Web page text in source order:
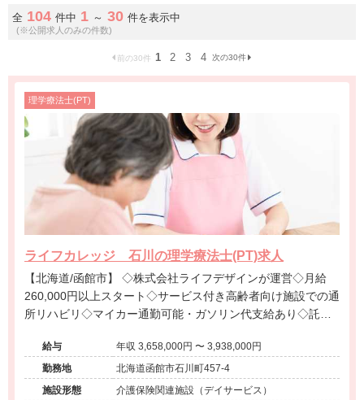
全 104 件中 1 ～ 30 件を表示中
(※公開求人のみの件数)
前の30件 1 2 3 4 次の30件
理学療法士(PT)
ライフカレッジ 石川の理学療法士(PT)求人
【北海道/函館市】 ◇株式会社ライフデザインが運営◇月給
260,000円以上スタート◇サービス付き高齢者向け施設での通
所リハビリ◇マイカー通勤可能・ガソリン代支給あり◇託児
です。
給与
年収 3,658,000円 〜 3,938,000円
勤務地
北海道函館市石川町457-4
施設形態
介護保険関連施設（デイサービス）